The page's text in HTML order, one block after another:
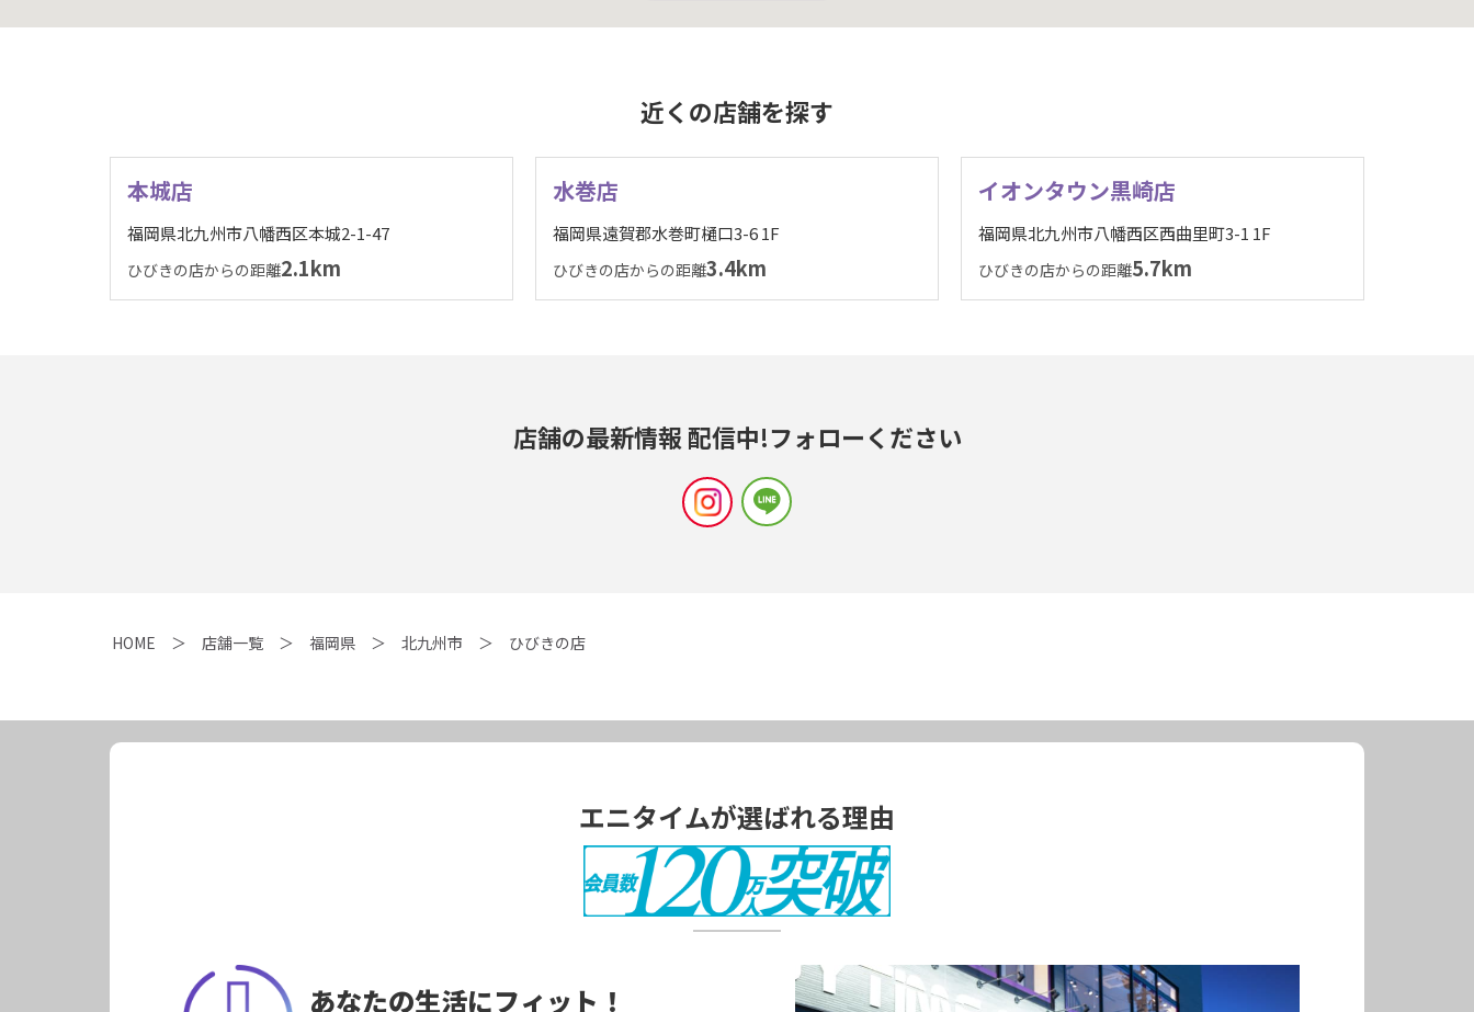
近くの店舗を探す
本城店
福岡県北九州市八幡西区本城2-1-47
ひびきの店からの距離2.1km
水巻店
福岡県遠賀郡水巻町樋口3-6 1F
ひびきの店からの距離3.4km
イオンタウン黒崎店
福岡県北九州市八幡西区西曲里町3-1 1F
ひびきの店からの距離5.7km
店舗の最新情報 配信中!フォローください
HOME 店舗一覧 福岡県 北九州市 ひびきの店
エニタイムが選ばれる理由
あなたの生活にフィット！